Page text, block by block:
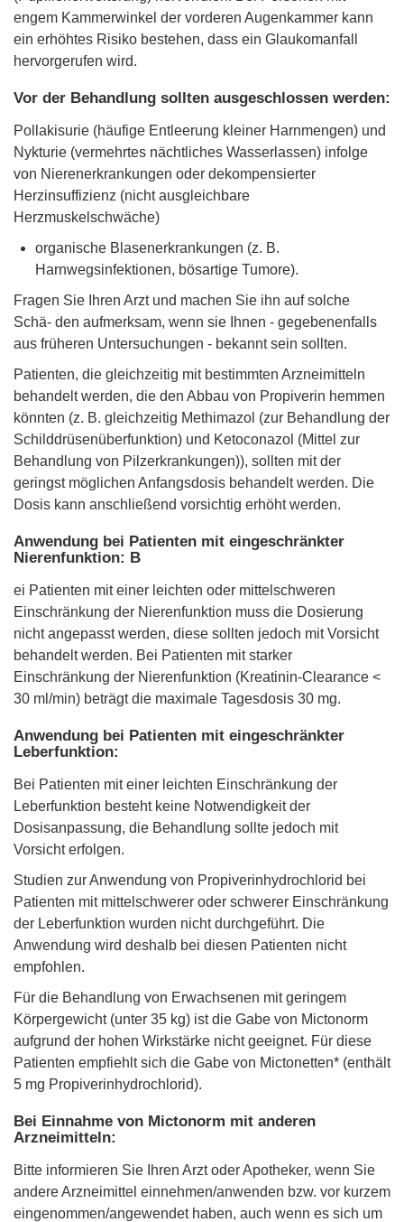
engem Kammerwinkel der vorderen Augenkammer kann
ein erhöhtes Risiko bestehen, dass ein Glaukomanfall
hervorgerufen wird.
Vor der Behandlung sollten ausgeschlossen werden:
Pollakisurie (häufige Entleerung kleiner Harnmengen) und
Nykturie (vermehrtes nächtliches Wasserlassen) infolge
von Nierenerkrankungen oder dekompensierter
Herzinsuffizienz (nicht ausgleichbare
Herzmuskelschwäche)
organische Blasenerkrankungen (z. B.
Harnwegsinfektionen, bösartige Tumore).
Fragen Sie Ihren Arzt und machen Sie ihn auf solche
Schä- den aufmerksam, wenn sie Ihnen - gegebenenfalls
aus früheren Untersuchungen - bekannt sein sollten.
Patienten, die gleichzeitig mit bestimmten Arzneimitteln
behandelt werden, die den Abbau von Propiverin hemmen
könnten (z. B. gleichzeitig Methimazol (zur Behandlung der
Schilddrüsenüberfunktion) und Ketoconazol (Mittel zur
Behandlung von Pilzerkrankungen)), sollten mit der
geringst möglichen Anfangsdosis behandelt werden. Die
Dosis kann anschließend vorsichtig erhöht werden.
Anwendung bei Patienten mit eingeschränkter
Nierenfunktion: B
ei Patienten mit einer leichten oder mittelschweren
Einschränkung der Nierenfunktion muss die Dosierung
nicht angepasst werden, diese sollten jedoch mit Vorsicht
behandelt werden. Bei Patienten mit starker
Einschränkung der Nierenfunktion (Kreatinin-Clearance <
30 ml/min) beträgt die maximale Tagesdosis 30 mg.
Anwendung bei Patienten mit eingeschränkter
Leberfunktion:
Bei Patienten mit einer leichten Einschränkung der
Leberfunktion besteht keine Notwendigkeit der
Dosisanpassung, die Behandlung sollte jedoch mit
Vorsicht erfolgen.
Studien zur Anwendung von Propiverinhydrochlorid bei
Patienten mit mittelschwerer oder schwerer Einschränkung
der Leberfunktion wurden nicht durchgeführt. Die
Anwendung wird deshalb bei diesen Patienten nicht
empfohlen.
Für die Behandlung von Erwachsenen mit geringem
Körpergewicht (unter 35 kg) ist die Gabe von Mictonorm
aufgrund der hohen Wirkstärke nicht geeignet. Für diese
Patienten empfiehlt sich die Gabe von Mictonetten* (enthält
5 mg Propiverinhydrochlorid).
Bei Einnahme von Mictonorm mit anderen
Arzneimitteln:
Bitte informieren Sie Ihren Arzt oder Apotheker, wenn Sie
andere Arzneimittel einnehmen/anwenden bzw. vor kurzem
eingenommen/angewendet haben, auch wenn es sich um